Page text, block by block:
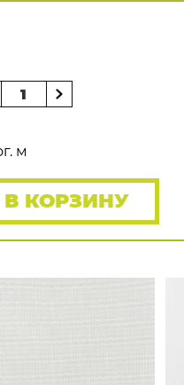
Zambaiti
Hygge Roll
ПОКАЗАТЬ ВСЕ ОБОИ
м
В КОРЗИНУ